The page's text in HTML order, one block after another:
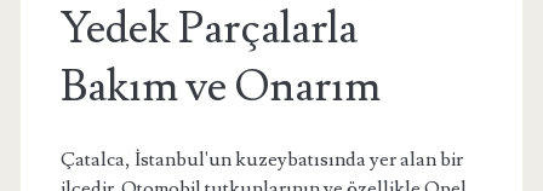
Yedek Parçalarla
Bakım ve Onarım
Çatalca, İstanbul'un kuzeybatısında yer alan bir